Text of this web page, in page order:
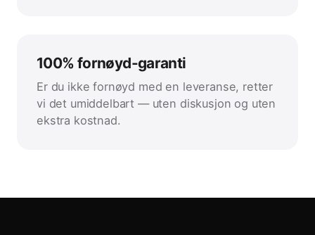
100% fornøyd-garanti
Er du ikke fornøyd med en leveranse, retter
vi det umiddelbart — uten diskusjon og uten
ekstra kostnad.